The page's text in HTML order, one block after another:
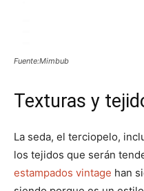
Fuente:Mimbub
Texturas y
La seda, el terciopelo,
los tejidos que serán
estampados vintage han